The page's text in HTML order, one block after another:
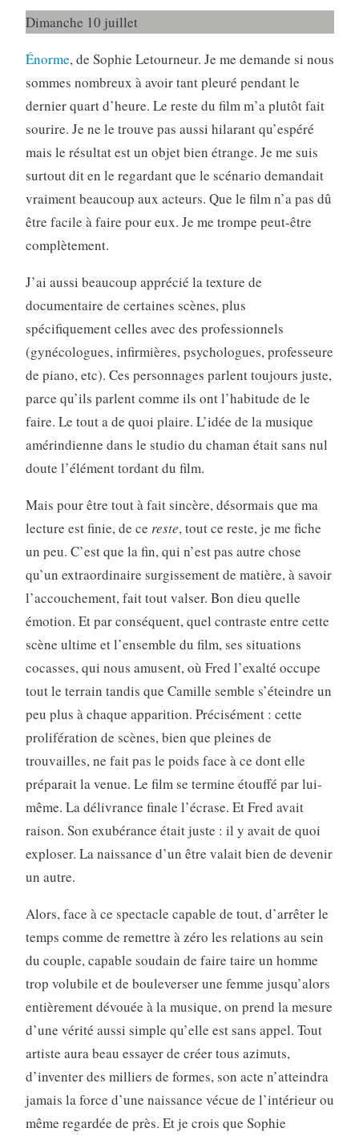
Dimanche 10 juillet
Énorme, de Sophie Letourneur. Je me demande si nous
sommes nombreux à avoir tant pleuré pendant le
dernier quart d’heure. Le reste du film m’a plutôt fait
sourire. Je ne le trouve pas aussi hilarant qu’espéré
mais le résultat est un objet bien étrange. Je me suis
surtout dit en le regardant que le scénario demandait
vraiment beaucoup aux acteurs. Que le film n’a pas dû
être facile à faire pour eux. Je me trompe peut-être
complètement.
J’ai aussi beaucoup apprécié la texture de
documentaire de certaines scènes, plus
spécifiquement celles avec des professionnels
(gynécologues, infirmières, psychologues, professeure
de piano, etc). Ces personnages parlent toujours juste,
parce qu’ils parlent comme ils ont l’habitude de le
faire. Le tout a de quoi plaire. L’idée de la musique
amérindienne dans le studio du chaman était sans nul
doute l’élément tordant du film.
Mais pour être tout à fait sincère, désormais que ma
lecture est finie, de ce reste, tout ce reste, je me fiche
un peu. C’est que la fin, qui n’est pas autre chose
qu’un extraordinaire surgissement de matière, à savoir
l’accouchement, fait tout valser. Bon dieu quelle
émotion. Et par conséquent, quel contraste entre cette
scène ultime et l’ensemble du film, ses situations
cocasses, qui nous amusent, où Fred l’exalté occupe
tout le terrain tandis que Camille semble s’éteindre un
peu plus à chaque apparition. Précisément : cette
prolifération de scènes, bien que pleines de
trouvailles, ne fait pas le poids face à ce dont elle
préparait la venue. Le film se termine étouffé par lui-
même. La délivrance finale l’écrase. Et Fred avait
raison. Son exubérance était juste : il y avait de quoi
exploser. La naissance d’un être valait bien de devenir
un autre.
Alors, face à ce spectacle capable de tout, d’arrêter le
temps comme de remettre à zéro les relations au sein
du couple, capable soudain de faire taire un homme
trop volubile et de bouleverser une femme jusqu’alors
entièrement dévouée à la musique, on prend la mesure
d’une vérité aussi simple qu’elle est sans appel. Tout
artiste aura beau essayer de créer tous azimuts,
d’inventer des milliers de formes, son acte n’atteindra
jamais la force d’une naissance vécue de l’intérieur ou
même regardée de près. Et je crois que Sophie